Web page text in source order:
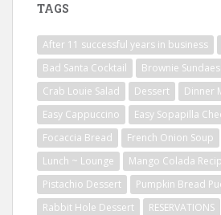
TAGS
After 11 successful years in business
Bad Santa Cocktail
Brownie Sundaes
Crab Louie Salad
Dessert
Dinner
Easy Cappuccino
Easy Sopapilla
Focaccia Bread
French Onion Soup
Lunch ~ Lounge
Mango Colada
Pistachio Dessert
Pumpkin Bread
Rabbit Hole Dessert
RESERVATIONS